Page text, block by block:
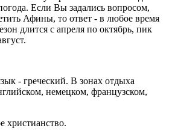
Если Вы задались вопросом,
Афины, то ответ - в любое время
длится с апреля по октябрь, пик
- греческий. В зонах отдыха
немецком, французском,
христианство.